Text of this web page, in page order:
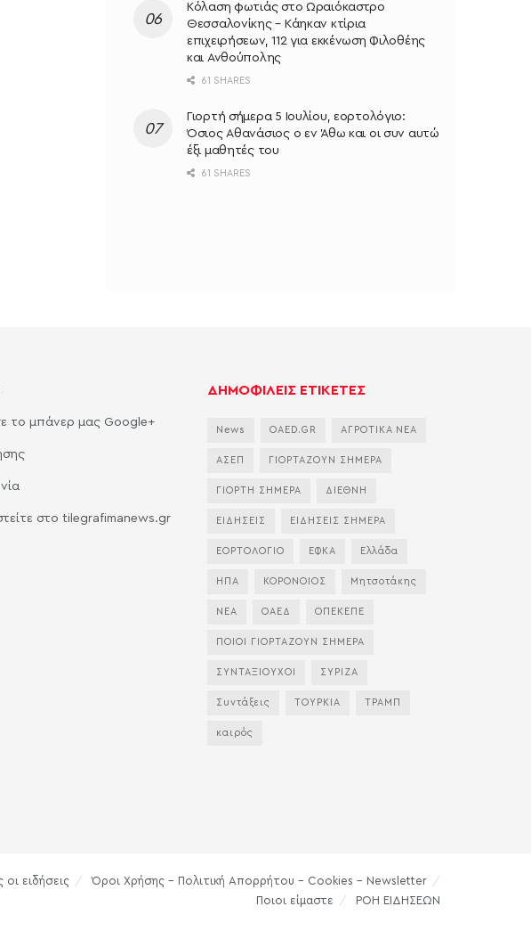
Κόλαση φωτιάς στο Ωραιόκαστρο
Θεσσαλονίκης – Κάηκαν κτίρια
επιχειρήσεων, 112 για εκκένωση Φιλοθέης
και Ανθούπολης
61 SHARES
Γιορτή σήμερα 5 Ιουλίου, εορτολόγιο:
Όσιος Αθανάσιος ο εν Άθω και οι συν αυτώ
έξι μαθητές του
61 SHARES
το μπάνερ μας Google+
στο tilegrafimanews.gr
ΔΗΜΟΦΙΛΕΙΣ ΕΤΙΚΕΤΕΣ
News OAED.GR ΑΓΡΟΤΙΚΑ ΝΕΑ
ΑΣΕΠ ΓΙΟΡΤΑΖΟΥΝ ΣΗΜΕΡΑ
ΓΙΟΡΤΗ ΣΗΜΕΡΑ ΔΙΕΘΝΗ
ΕΙΔΗΣΕΙΣ ΕΙΔΗΣΕΙΣ ΣΗΜΕΡΑ
ΕΟΡΤΟΛΟΓΙΟ ΕΦΚΑ Ελλάδα
ΗΠΑ ΚΟΡΟΝΟΙΟΣ Μητσοτάκης
ΝΕΑ ΟΑΕΔ ΟΠΕΚΕΠΕ
ΠΟΙΟΙ ΓΙΟΡΤΑΖΟΥΝ ΣΗΜΕΡΑ
ΣΥΝΤΑΞΙΟΥΧΟΙ ΣΥΡΙΖΑ
Συντάξεις ΤΟΥΡΚΙΑ ΤΡΑΜΠ
καιρός
οι ειδήσεις
Όροι Χρήσης – Πολιτική Απορρήτου – Cookies – Newsletter
Ποιοι είμαστε
ΡΟΗ ΕΙΔΗΣΕΩΝ